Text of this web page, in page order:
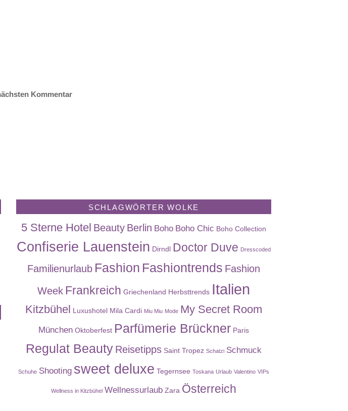
Kommentar
SCHLAGWÖRTER WOLKE
5 Sterne Hotel Beauty Berlin Boho Boho Chic Boho Collection
Confiserie Lauenstein Dirndl Doctor Duve Dresscoded
Familienurlaub Fashion Fashiontrends Fashion
Week Frankreich Griechenland Herbsttrends Italien
Kitzbühel Luxushotel Mila Cardi Miu Miu Mode My Secret Room
München Oktoberfest Parfümerie Brückner Paris
Regulat Beauty Reisetipps Saint Tropez Schatzi Schmuck
Schuhe Shooting sweet deluxe Tegernsee Toskana Urlaub Valentino VIPs
Wellness in Kitzbühel Wellnessurlaub Zara Österreich